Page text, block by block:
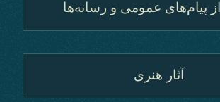
پیام‌های عمومی و رسانه‌ها
آثار هنری